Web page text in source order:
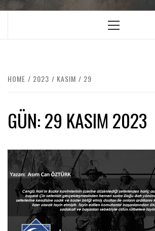
HOME 2023 KASIM 29
GÜN:29 KASIM 2023